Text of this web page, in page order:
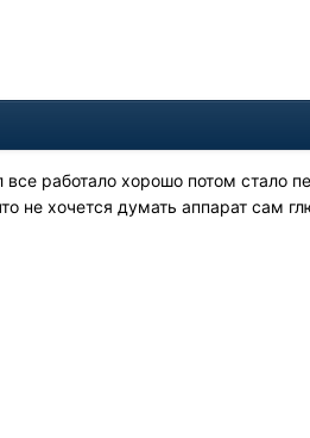
работало хорошо потом стало
не хочется думать аппарат сам